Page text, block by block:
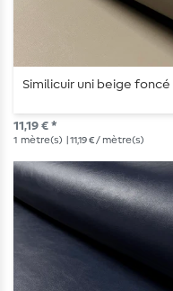
Similicuir uni beige foncé
11,19 € *
1 mètre(s) | 11,19 € / mètre(s)